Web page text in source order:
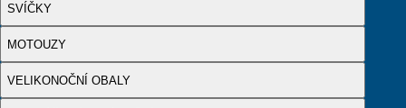
SVÍČKY
MOTOUZY
VELIKONOČNÍ OBALY